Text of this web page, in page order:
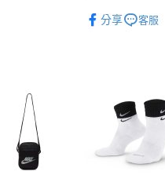
台新國際商業
【關於「AFTEE
３．安心：先確
【「AFTEE先享
１．於結帳方式
付」結帳頁面，
２．訂單成立數
每筆NT$100，
每筆NT$100，
分享 客服